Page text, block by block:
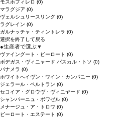
モスホフィレロ (0)
マラグジア (0)
ヴェルシュリースリング (0)
ラグレイン (0)
ガルナッチャ・ティントレラ (0)
選択を終了して戻る
●生産者で選ぶ▼
ヴァイングート・ピーロート (0)
ボデガス・ヴィニャード パスカル・トソ (0)
パナメラ (0)
ホワイトへイヴン・ワイン・カンパニー (0)
ジェラール・ベルトラン (0)
セコイア・グロウヴ・ヴィニヤード (0)
シャンパーニュ・ボワゼル (0)
メナージュ・ア・トロワ (0)
ピーロート・エステート (0)